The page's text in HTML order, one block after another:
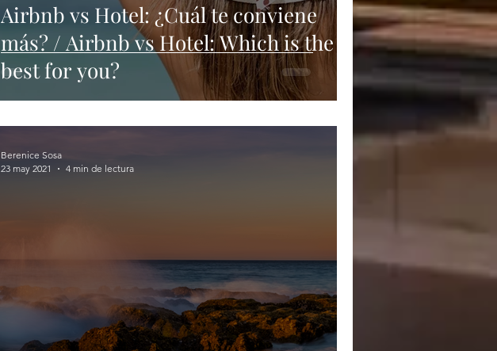
Airbnb vs Hotel: ¿Cuál te conviene
más? / Airbnb vs Hotel: Which is the
best for you?
Berenice Sosa
23 may 2021
4 min de lectura